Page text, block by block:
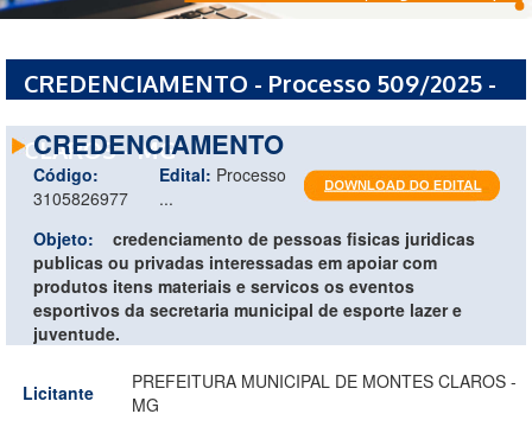
CREDENCIAMENTO - Processo 509/2025 -
CLAROS - MG
CREDENCIAMENTO
Código:
3105826977
Edital: Processo
...
Objeto:
credenciamento de pessoas fisicas juridicas
publicas ou privadas interessadas em apoiar com
produtos itens materiais e servicos os eventos
esportivos da secretaria municipal de esporte lazer e
juventude.
Licitante
PREFEITURA MUNICIPAL DE MONTES CLAROS -
MG